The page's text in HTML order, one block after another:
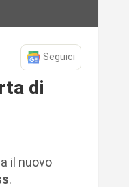
Seguici
di
il nuovo
.